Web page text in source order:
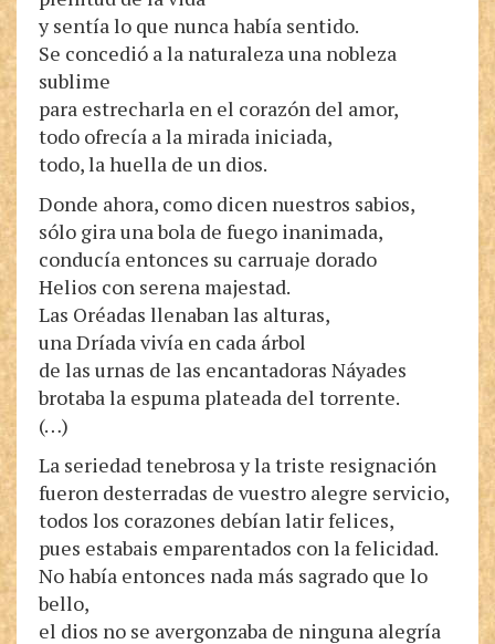
y sentía lo que nunca había sentido.
Se concedió a la naturaleza una nobleza
sublime
para estrecharla en el corazón del amor,
todo ofrecía a la mirada iniciada,
todo, la huella de un dios.
Donde ahora, como dicen nuestros sabios,
sólo gira una bola de fuego inanimada,
conducía entonces su carruaje dorado
Helios con serena majestad.
Las Oréadas llenaban las alturas,
una Dríada vivía en cada árbol
de las urnas de las encantadoras Náyades
brotaba la espuma plateada del torrente.
(…)
La seriedad tenebrosa y la triste resignación
fueron desterradas de vuestro alegre servicio,
todos los corazones debían latir felices,
pues estabais emparentados con la felicidad.
No había entonces nada más sagrado que lo
bello,
el dios no se avergonzaba de ninguna alegría